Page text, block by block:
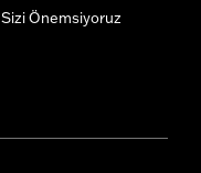
Sizi Önemsiyoruz